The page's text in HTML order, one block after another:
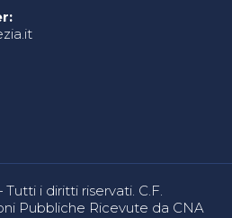
i diritti riservati. C.F.
Pubbliche Ricevute da CNA